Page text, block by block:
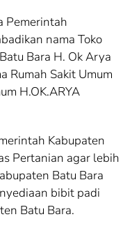
Pemerintah
nama Toko
Bara H. Ok Arya
Rumah Sakit Umum
H.OK.ARYA
Kabupaten
Pertanian agar lebih
Batu Bara
bibit padi
Batu Bara.